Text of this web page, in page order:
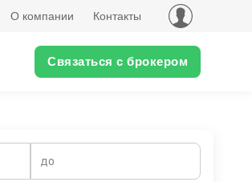
О компании Контакты
Связаться с брокером
до